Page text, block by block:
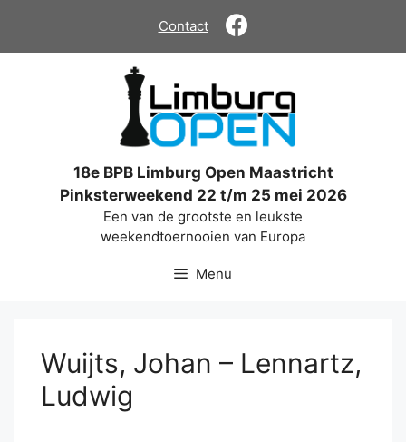
de
Contact
18e BPB Limburg Open Maastricht
Pinksterweekend 22 t/m 25 mei 2026
Een van de grootste en leukste
weekendtoernooien van Europa
Menu
Wuijts, Johan – Lennartz,
Ludwig